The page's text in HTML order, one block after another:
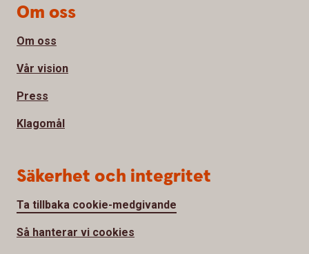
Om oss
Om oss
Vår vision
Press
Klagomål
Säkerhet och integritet
Ta tillbaka cookie-medgivande
Så hanterar vi cookies